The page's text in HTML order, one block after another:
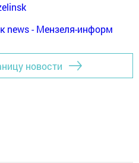
news - Мензеля-информ
новости